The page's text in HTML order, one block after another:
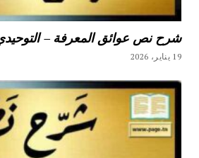
شرح نص عوائق المعرفة – التوحيدي
19 يناير، 2026